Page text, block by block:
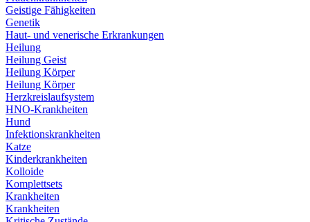
Geistige Fähigkeiten
Genetik
Haut- und venerische Erkrankungen
Heilung
Heilung Geist
Heilung Körper
Heilung Körper
Herzkreislaufsystem
HNO-Krankheiten
Hund
Infektionskrankheiten
Katze
Kinderkrankheiten
Kolloide
Komplettsets
Krankheiten
Krankheiten